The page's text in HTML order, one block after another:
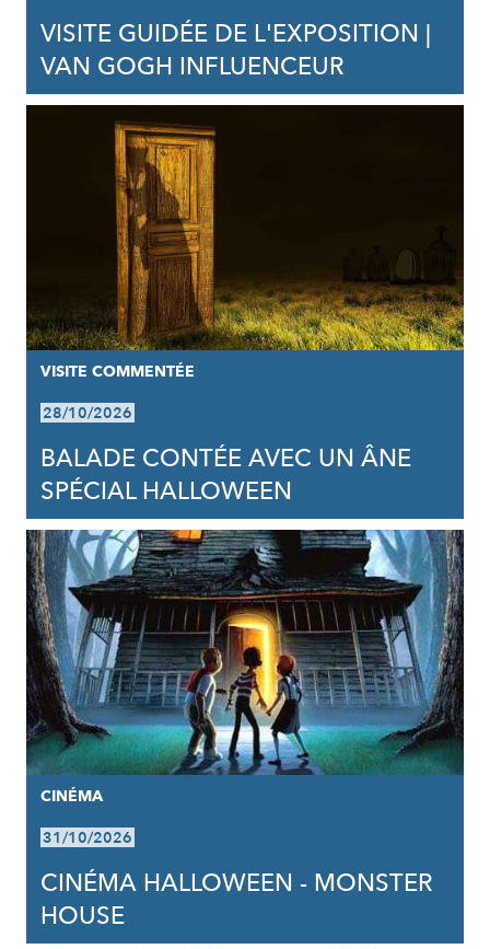
VISITE GUIDÉE DE L'EXPOSITION |
VAN GOGH INFLUENCEUR
VISITE COMMENTÉE
28/10/2026
BALADE CONTÉE AVEC UN ÂNE
SPÉCIAL HALLOWEEN
CINÉMA
31/10/2026
CINÉMA HALLOWEEN - MONSTER
HOUSE